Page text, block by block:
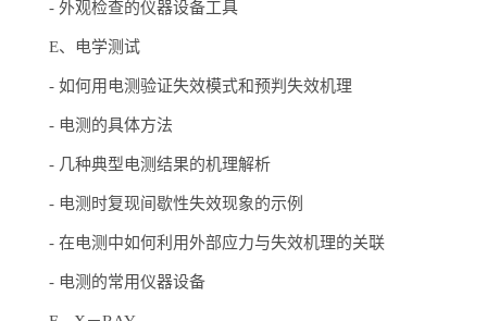
- 外观检查的仪器设备工具
E、电学测试
- 如何用电测验证失效模式和预判失效机理
- 电测的具体方法
- 几种典型电测结果的机理解析
- 电测时复现间歇性失效现象的示例
- 在电测中如何利用外部应力与失效机理的关联
- 电测的常用仪器设备